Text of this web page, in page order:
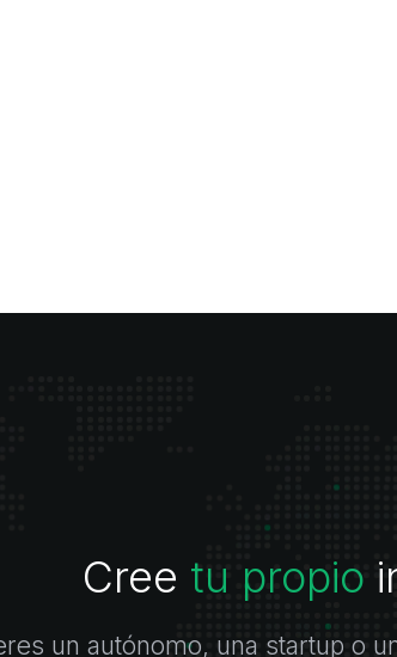
Cree tu propio
un autónomo, una startup o